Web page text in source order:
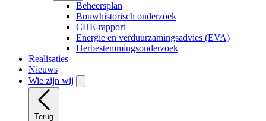
Beheersplan
Bouwhistorisch onderzoek
CHE-rapport
Energie en verduurzamingsadvies (EVA)
Herbestemmingsonderzoek
Realisaties
Nieuws
Wie zijn wij
Terug